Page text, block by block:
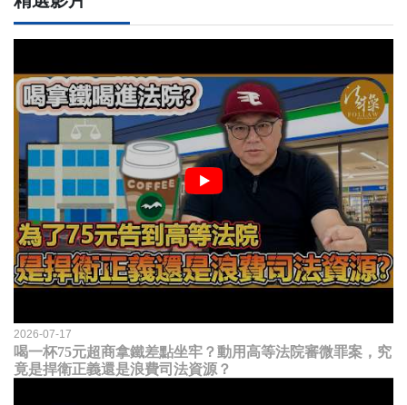
2026-07-17
喝一杯75元超商拿鐵差點坐牢？動用高等法院審微罪案，究
竟是捍衛正義還是浪費司法資源？